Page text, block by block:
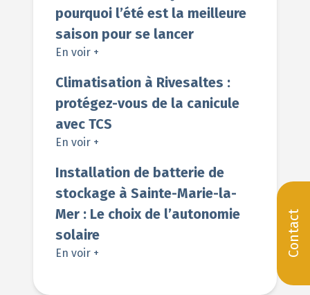
Contact
pourquoi l’été est la meilleure
saison pour se lancer
En voir +
Climatisation à Rivesaltes :
protégez-vous de la canicule
avec TCS
En voir +
Installation de batterie de
stockage à Sainte-Marie-la-
Mer : Le choix de l’autonomie
solaire
En voir +